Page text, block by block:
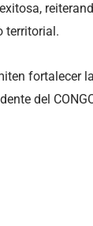
territorial.
fortalecer
del